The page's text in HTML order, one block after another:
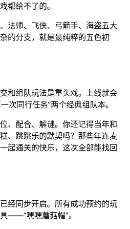
都给不了的。
法师、飞侠、弓箭手、海盗五大
的分支，就是最纯粹的五色初
和组队玩法是重头戏。上线就会
次同行任务”两个经典组队本。
、配合、解谜。你还记得当年和
、跳跳乐的默契吗？那些年连麦
起通关的快乐，这次全部能找回
经同步开启。所有成功预约的玩
——“嘿嘿蘑菇帽”。